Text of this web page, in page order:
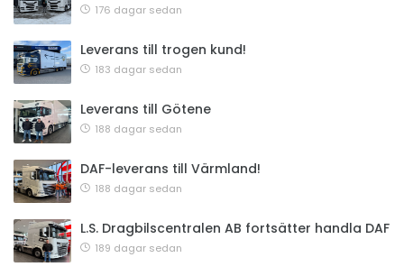
176 dagar sedan
Leverans till trogen kund!
183 dagar sedan
Leverans till Götene
188 dagar sedan
DAF-leverans till Värmland!
188 dagar sedan
L.S. Dragbilscentralen AB fortsätter handla DAF
189 dagar sedan